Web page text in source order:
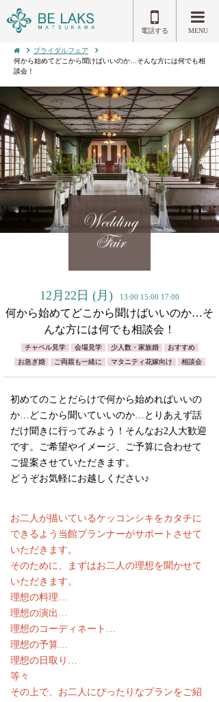
電話する MENU
ブライダルフェア
何から始めてどこから聞けばいいのか…そんな方には何でも相
談会！
Wedding
Fair
12月22日 (月) 13:00 15:00 17:00
何から始めてどこから聞けばいいのか…そ
んな方には何でも相談会！
チャペル見学 会場見学 少人数・家族婚
おすすめ
お急ぎ婚
ご両親も一緒に マタニティ花嫁向け 相談会
初めてのことだらけで何から始めればいいの
か…どこから聞いていいのか…とりあえず話
だけ聞きに行ってみよう！そんなお2人大歓迎
です。ご希望やイメージ、ご予算に合わせて
ご提案させていただきます。
どうぞお気軽にお越しください♪
お二人が描いているケッコンシキをカタチに
できるよう当館プランナーがサポートさせて
いただきます。
そのために、まずはお二人の理想を聞かせて
いただきます。
理想の料理…
理想の演出…
理想のコーディネート…
理想の予算…
理想の日取り…
等々
その上で、お二人にぴったりなプランをご紹